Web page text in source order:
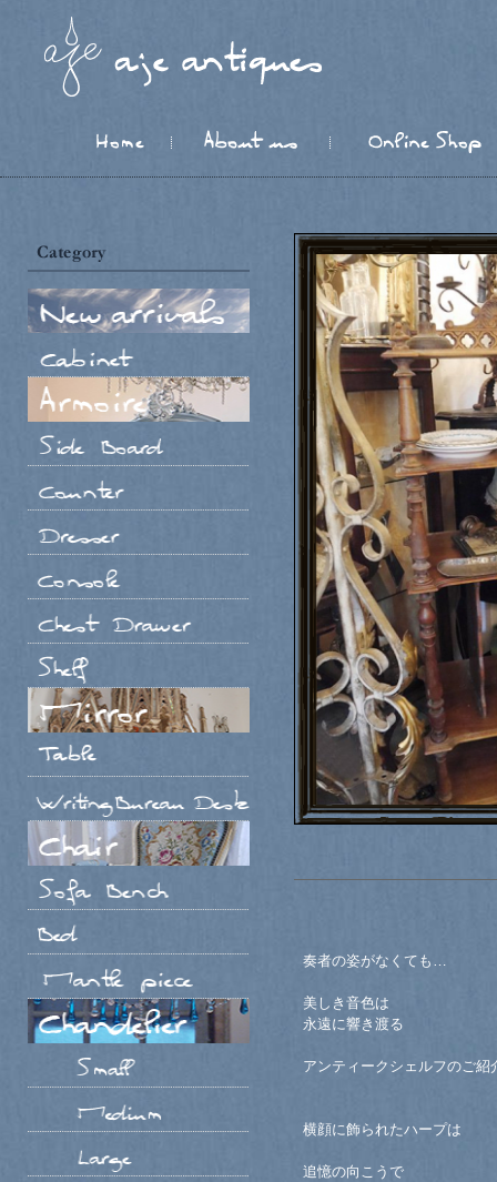
奏者の姿がなくても…
美しき音色は
永遠に響き渡る
アンティークシェルフのご紹
横顔に飾られたハープは
追憶の向こうで